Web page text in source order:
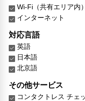
Wi-Fi（共有エリア内）
インターネット
対応言語
英語
日本語
北京語
その他サービス
コンタクトレス チェ